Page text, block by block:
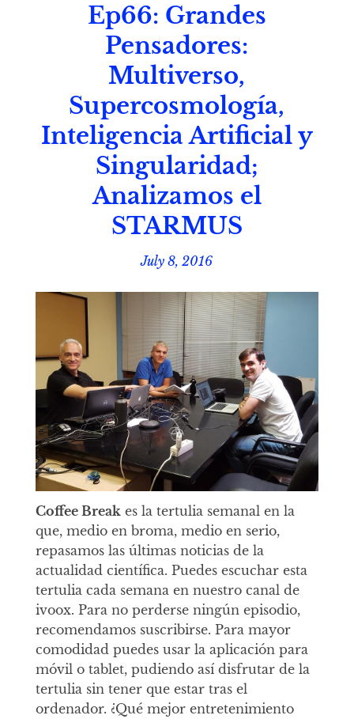
Ep66: Grandes
Pensadores:
Multiverso,
Supercosmología,
Inteligencia Artificial y
Singularidad;
Analizamos el
STARMUS
July 8, 2016
Coffee Break es la tertulia semanal en la
que, medio en broma, medio en serio,
repasamos las últimas noticias de la
actualidad científica. Puedes escuchar esta
tertulia cada semana en nuestro canal de
ivoox. Para no perderse ningún episodio,
recomendamos suscribirse. Para mayor
comodidad puedes usar la aplicación para
móvil o tablet, pudiendo así disfrutar de la
tertulia sin tener que estar tras el
ordenador. ¿Qué mejor entretenimiento